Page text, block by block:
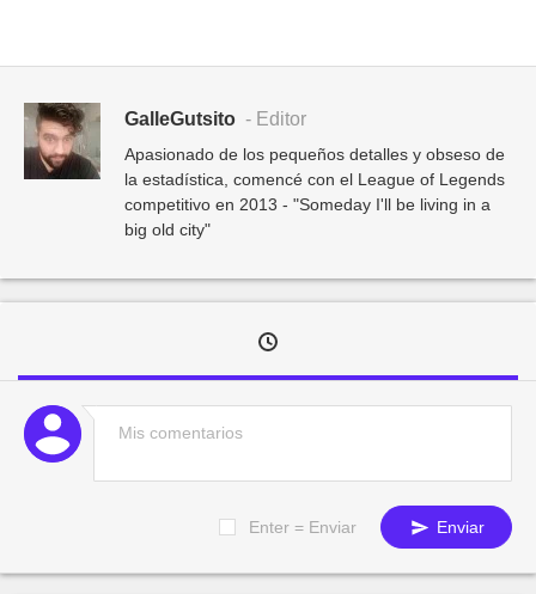
GalleGutsito - Editor
Apasionado de los pequeños detalles y obseso de
la estadística, comencé con el League of Legends
competitivo en 2013 - "Someday I'll be living in a
big old city"
Enter = Enviar Enviar